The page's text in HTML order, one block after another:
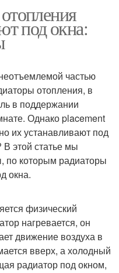
под окна:
частью
отопления, в
в поддержании
Однако placement
их устанавливают под
этой статье мы
по которым радиаторы
окна.
физический
нагревается, он
движение воздуха в
вверх, а холодный
радиатор под окном,